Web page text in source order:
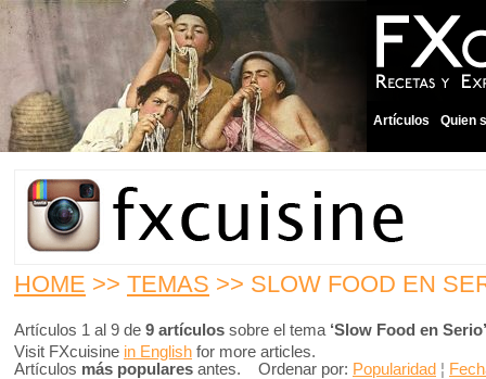
Artículos Quien
HOME >> TEMAS >> SLOW FOOD EN
Artículos 1 al 9 de 9 artículos sobre el tema ‘Slow Food en Serio’
Visit FXcuisine in English for more articles.
Artículos más populares antes. Ordenar por: Popularidad ¦